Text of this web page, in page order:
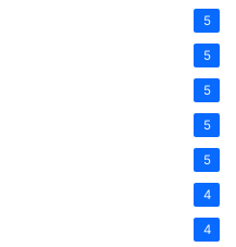
5
5
5
5
5
4
4